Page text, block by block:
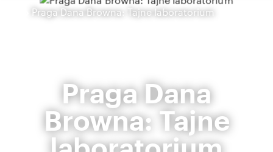
Praga Dana Browna: Tajne laboratorium
Praga Dana
Browna: Tajne